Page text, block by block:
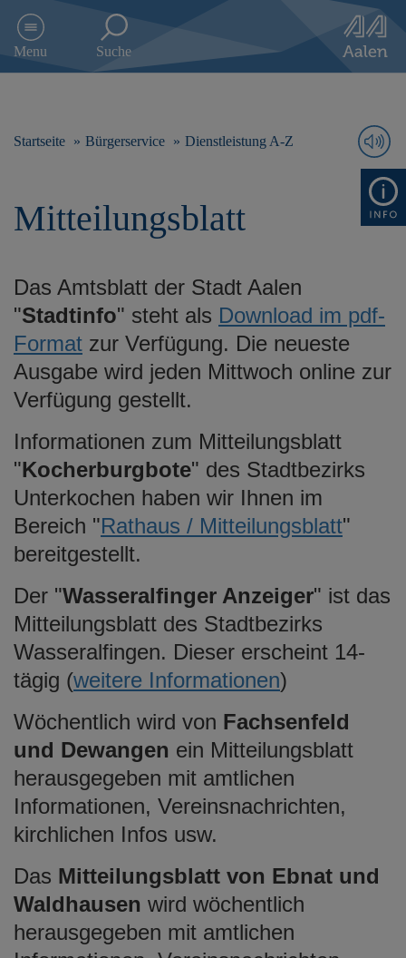
e
n
Menu Suche
Startseite Bürgerservice Dienstleistung A-Z
Mitteilungsblatt
Das Amtsblatt der Stadt Aalen
"Stadtinfo" steht als Download im pdf-
Format zur Verfügung. Die neueste
Ausgabe wird jeden Mittwoch online zur
Verfügung gestellt.
Informationen zum Mitteilungsblatt
"Kocherburgbote" des Stadtbezirks
Unterkochen haben wir Ihnen im
Bereich "Rathaus / Mitteilungsblatt"
bereitgestellt.
Der "Wasseralfinger Anzeiger" ist das
Mitteilungsblatt des Stadtbezirks
Wasseralfingen. Dieser erscheint 14-
tägig (weitere Informationen)
Wöchentlich wird von Fachsenfeld
und Dewangen ein Mitteilungsblatt
herausgegeben mit amtlichen
Informationen, Vereinsnachrichten,
kirchlichen Infos usw.
Das Mitteilungsblatt von Ebnat und
Waldhausen wird wöchentlich
herausgegeben mit amtlichen